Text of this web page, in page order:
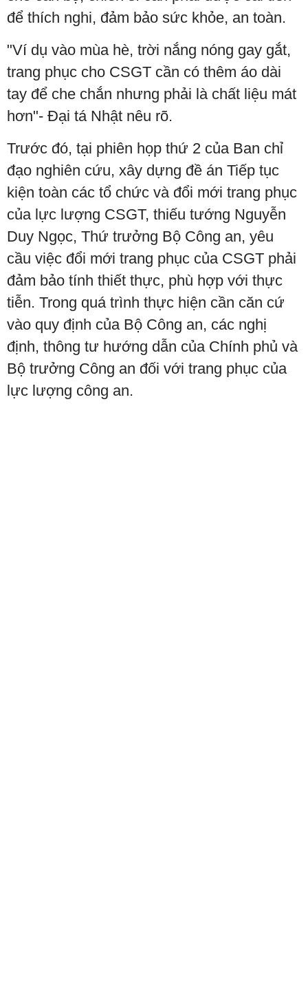
để thích nghi, đảm bảo sức khỏe, an toàn.
"Ví dụ vào mùa hè, trời nắng nóng gay gắt,
trang phục cho CSGT cần có thêm áo dài
tay để che chắn nhưng phải là chất liệu mát
hơn"- Đại tá Nhật nêu rõ.
Trước đó, tại phiên họp thứ 2 của Ban chỉ
đạo nghiên cứu, xây dựng đề án Tiếp tục
kiện toàn các tổ chức và đổi mới trang phục
của lực lượng CSGT, thiếu tướng Nguyễn
Duy Ngọc, Thứ trưởng Bộ Công an, yêu
cầu việc đổi mới trang phục của CSGT phải
đảm bảo tính thiết thực, phù hợp với thực
tiễn. Trong quá trình thực hiện cần căn cứ
vào quy định của Bộ Công an, các nghị
định, thông tư hướng dẫn của Chính phủ và
Bộ trưởng Công an đối với trang phục của
lực lượng công an.